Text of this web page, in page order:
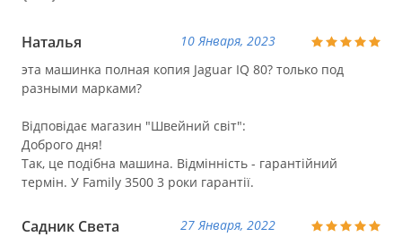
Наталья
10 Января, 2023
эта машинка полная копия Jaguar IQ 80? только под
разными марками?
Відповідає магазин "Швейний світ":
Доброго дня!
Так, це подібна машина. Відмінність - гарантійний
термін. У Family 3500 3 роки гарантії.
Садник Света
27 Января, 2022